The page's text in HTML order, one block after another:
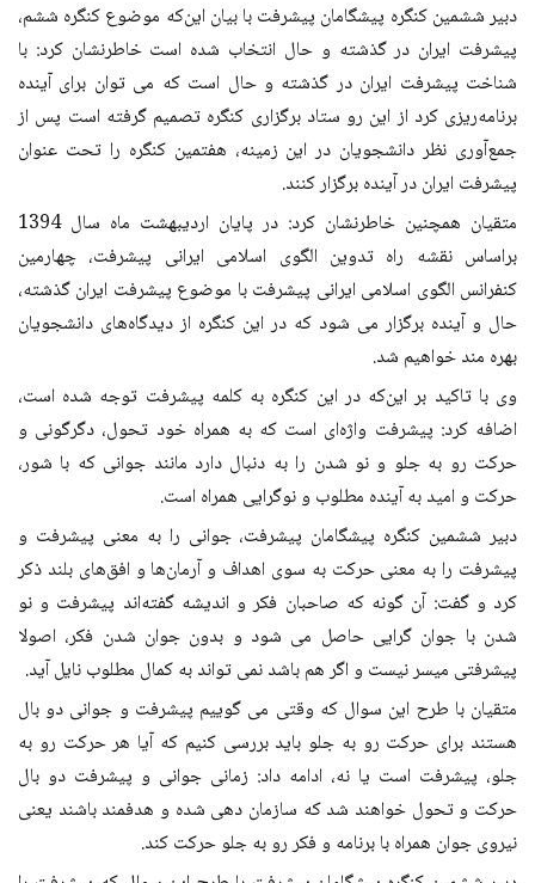
دبیر ششمین کنگره پیشگامان پیشرفت با بیان این‌که موضوع کنگره ششم،
پیشرفت ایران در گذشته و حال انتخاب شده است خاطرنشان کرد: با
شناخت پیشرفت ایران در گذشته و حال است که می توان برای آینده
برنامه‌ریزی کرد از این رو ستاد برگزاری کنگره تصمیم گرفته است پس از
جمع‌آوری نظر دانشجویان در این زمینه، هفتمین کنگره را تحت عنوان
پیشرفت ایران در آینده برگزار کنند.
متقیان همچنین خاطرنشان کرد: در پایان اردیبهشت ماه سال 1394
براساس نقشه راه تدوین الگوی اسلامی ایرانی پیشرفت، چهارمین
کنفرانس الگوی اسلامی ایرانی پیشرفت با موضوع پیشرفت ایران گذشته،
حال و ‌آینده برگزار می شود که در این کنگره از دیدگاه‌های دانشجویان
بهره مند خواهیم شد.
وی با تاکید بر این‌که در این کنگره به کلمه پیشرفت توجه شده است،
اضافه کرد: پیشرفت واژه‌ای است که به همراه خود تحول، دگرگونی و
حرکت رو به جلو و نو شدن را به دنبال دارد مانند جوانی که با شور،
حرکت و امید به آینده مطلوب و نوگرایی همراه است.
دبیر ششمین کنگره پیشگامان پیشرفت، جوانی را به معنی پیشرفت و
پیشرفت را به معنی حرکت به سوی اهداف و آرمان‌ها و افق‌های بلند ذکر
کرد و گفت: آن گونه که صاحبان فکر و اندیشه گفته‌اند پیشرفت و نو
شدن با جوان گرایی حاصل می شود و بدون جوان شدن فکر، اصولا
پیشرفتی میسر نیست و اگر هم باشد نمی تواند به کمال مطلوب نایل آید.
متقیان با طرح این سوال که وقتی می گوییم پیشرفت و جوانی دو بال
هستند برای حرکت رو به جلو باید بررسی کنیم که آیا هر حرکت رو به
جلو، پیشرفت است یا نه، ادامه داد: زمانی جوانی و پیشرفت دو بال
حرکت و تحول خواهند شد که سازمان دهی شده و هدفمند باشند یعنی
نیروی جوان همراه با برنامه و فکر رو به جلو حرکت کند.